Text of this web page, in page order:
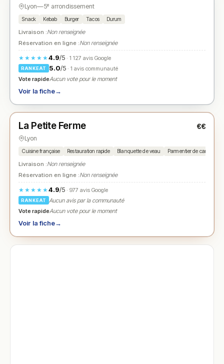
Lyon—5ᵉ arrondissement
Snack Kebab Burger Tacos Durum
Livraison :Non renseignée
Réservation en ligne :Non renseignée
★★★★★4.9/5· 1 127 avis Google
RANKEAT 5.0/5 · 1 avis communauté
Vote rapideAucun vote pour le moment
Voir la fiche→
★ N° 3
La Petite Ferme €€
Lyon
Cuisine française Restauration rapide Blanquette de veau Parmentier de canard
Livraison :Non renseignée
Réservation en ligne :Non renseignée
★★★★★4.9/5· 977 avis Google
RANKEAT
Aucun avis par la communauté
Vote rapideAucun vote pour le moment
Voir la fiche→